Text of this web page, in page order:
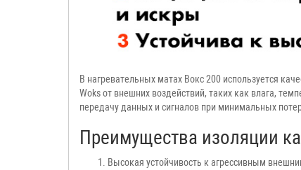
В нагревательных матах Вокс 200 используется
Woks от внешних воздействий, таких как влага,
передачу данных и сигналов при минимальных
Преимущества изоляции
Высокая устойчивость к агрессивным